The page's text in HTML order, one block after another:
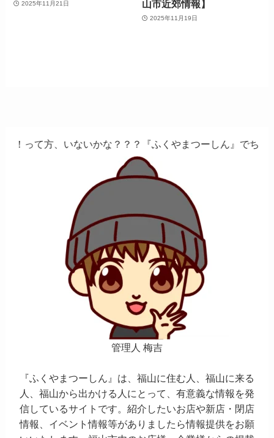
2025年11月21日
山市近郊情報】
2025年11月19日
ないかな？？？『ふくやまつーしん』でちょっとしたバイ
管理人 梅吉
『ふくやまつーしん』は、福山に住む人、福山に来る
人、福山から出かける人にとって、有意義な情報を発
信しているサイトです。紹介したいお店や新店・閉店
情報、イベント情報等がありましたら情報提供をお願